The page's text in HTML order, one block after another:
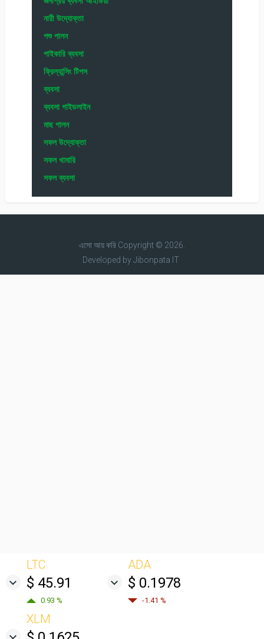
নারী উদ্যোক্তা
পশু পালন
পাইকারি ব্যবসা
ফ্রিল্যান্সিং টিপস
ব্যবসা
ব্যবসা গাইডলাইন
মাছ পালন
সফল উদ্যোক্তা
সফল খামারি
সফল ব্যবসা
এসো আয় করিCopyright © 2026.
Developed byJibonpata IT
LTC
$ 45.91
0.93 %
ADA
$ 0.1978
-1.41 %
XLM